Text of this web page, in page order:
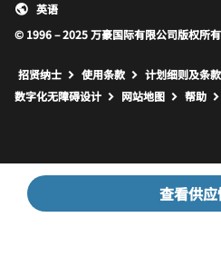
查看供
© 1996 – 2025 万豪国际有限公司版权所
英语
招贤纳士 使用条款 计划细则及条款
数字化无障碍设计
网站地图 打开
帮助